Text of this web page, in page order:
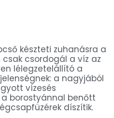
készteti zuhanásra a
csordogál a víz az
lélegzetelállító a
a nagyjából
vízesés
a borostyánnal benőtt
díszítik.